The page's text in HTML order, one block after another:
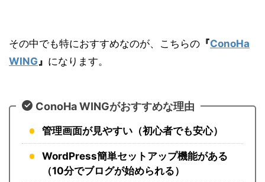
その中でも特におすすめなのが、こちらの 『ConoHa
WING』 になります。
ConoHa WINGがおすすめな理由
管理画面が見やすい（初心者でも安心）
WordPress簡単セットアップ機能がある
（10分でブログが始められる）